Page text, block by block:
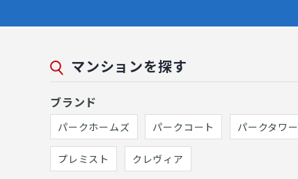
マンションを探す
ブランド
パークホームズ パークコート パークタワー
プレミスト クレヴィア